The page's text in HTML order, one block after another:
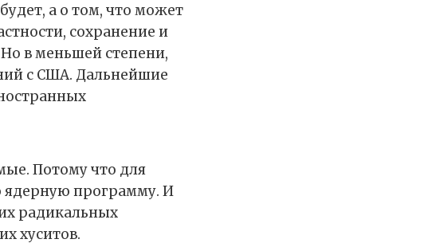
а о том, что может
сохранение и
в меньшей степени,
с США. Дальнейшие
Потому что для
ядерную программу. И
радикальных
хуситов.